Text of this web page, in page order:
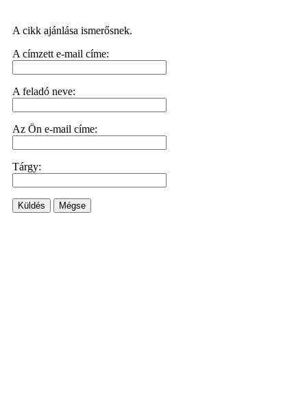
A cikk ajánlása ismerősnek.
A címzett e-mail címe:
A feladó neve:
Az Ön e-mail címe:
Tárgy:
Küldés Mégse